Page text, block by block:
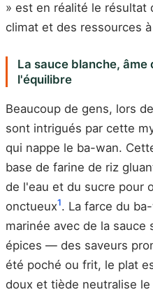
» est en réalité le résultat
climat et des ressources
La sauce blanche,
l'équilibre
Beaucoup de gens, lors
sont intrigués par cette
qui nappe le ba-wan.
base de farine de riz
de l'eau et du sucre pour
onctueux1. La farce du
marinée avec de la
épices — des saveurs
été poché ou frit, le plat
doux et tiède neutralise